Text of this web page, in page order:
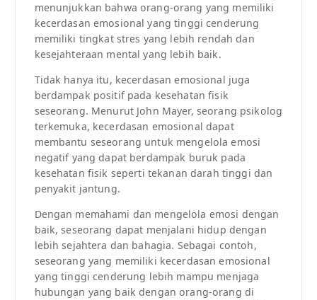
menunjukkan bahwa orang-orang yang memiliki
kecerdasan emosional yang tinggi cenderung
memiliki tingkat stres yang lebih rendah dan
kesejahteraan mental yang lebih baik.
Tidak hanya itu, kecerdasan emosional juga
berdampak positif pada kesehatan fisik
seseorang. Menurut John Mayer, seorang psikolog
terkemuka, kecerdasan emosional dapat
membantu seseorang untuk mengelola emosi
negatif yang dapat berdampak buruk pada
kesehatan fisik seperti tekanan darah tinggi dan
penyakit jantung.
Dengan memahami dan mengelola emosi dengan
baik, seseorang dapat menjalani hidup dengan
lebih sejahtera dan bahagia. Sebagai contoh,
seseorang yang memiliki kecerdasan emosional
yang tinggi cenderung lebih mampu menjaga
hubungan yang baik dengan orang-orang di